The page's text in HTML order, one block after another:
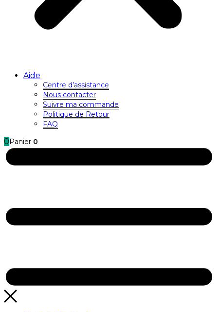
Aide
Centre d’assistance
Nous contacter
Suivre ma commande
Politique de Retour
FAQ
0 Panier 0